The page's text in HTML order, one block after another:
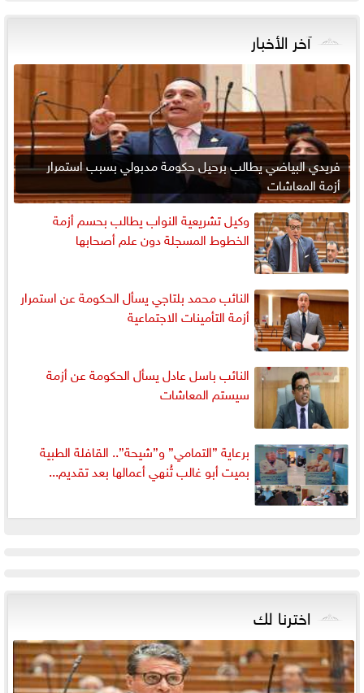
آخر الأخبار
فريدي البياضي يطالب برحيل حكومة مدبولي بسبب استمرار
أزمة المعاشات
وكيل تشريعية النواب يطالب بحسم أزمة
الخطوط المسجلة دون علم أصحابها
النائب محمد بلتاجي يسأل الحكومة عن استمرار
أزمة التأمينات الاجتماعية
النائب باسل عادل يسأل الحكومة عن أزمة
سيستم المعاشات
برعاية ”التمامي” و”شيحة”.. القافلة الطبية
بميت أبو غالب تُنهي أعمالها بعد تقديم...
اخترنا لك